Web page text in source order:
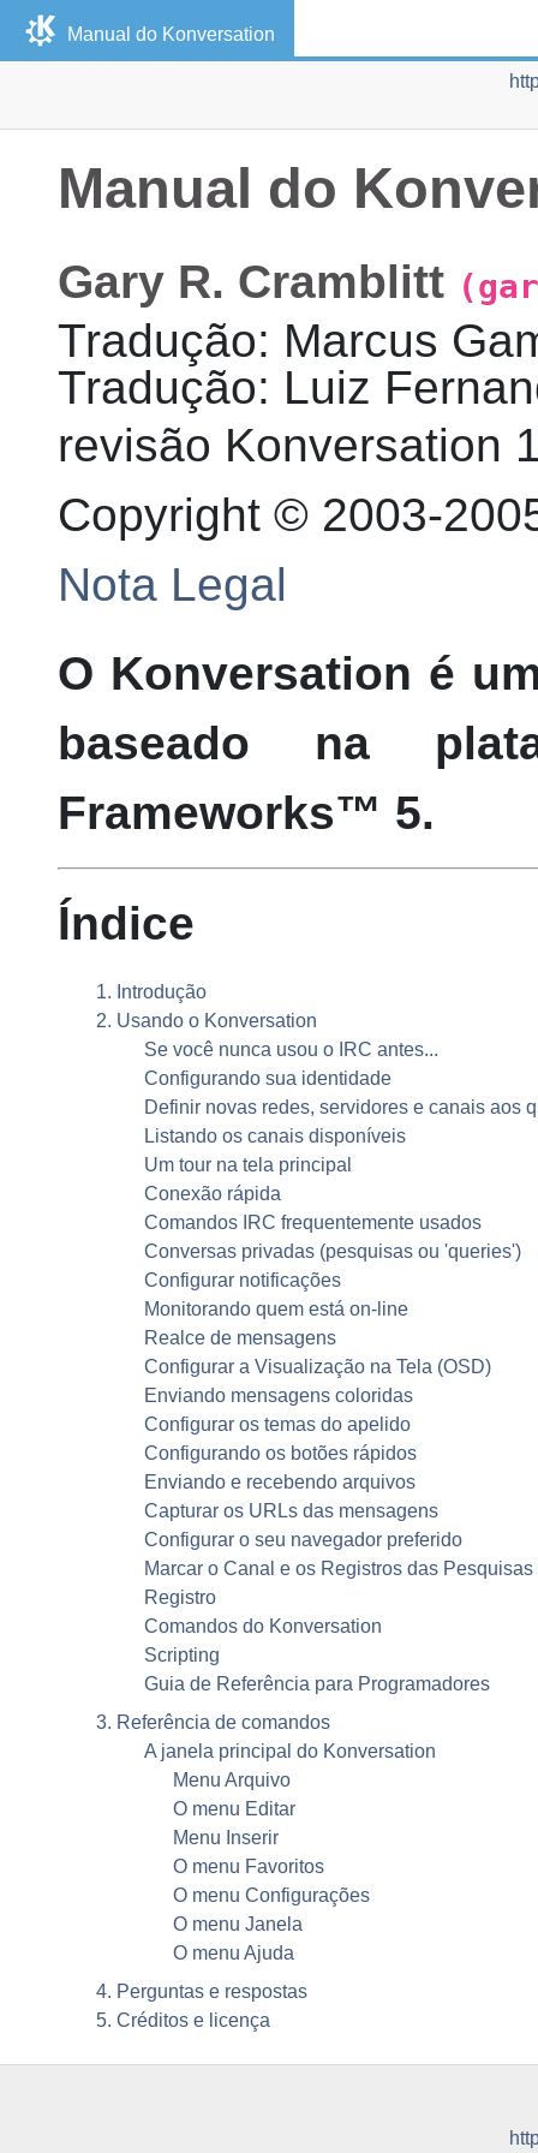
Manual do Konversation
Manual do
Gary R. Cramblitt
Tradução: Marcus
Tradução: Luiz
revisão Konversation
Copyright © 2003-
Nota Legal
O Konversation é
baseado na
Frameworks™ 5.
Índice
1. Introdução
2. Usando o Konversation
Se você nunca usou o IRC antes...
Configurando sua identidade
Definir novas redes, servidores e canais aos
Listando os canais disponíveis
Um tour na tela principal
Conexão rápida
Comandos IRC frequentemente usados
Conversas privadas (pesquisas ou 'queries')
Configurar notificações
Monitorando quem está on-line
Realce de mensagens
Configurar a Visualização na Tela (OSD)
Enviando mensagens coloridas
Configurar os temas do apelido
Configurando os botões rápidos
Enviando e recebendo arquivos
Capturar os URLs das mensagens
Configurar o seu navegador preferido
Marcar o Canal e os Registros das Pesquisas
Registro
Comandos do Konversation
Scripting
Guia de Referência para Programadores
3. Referência de comandos
A janela principal do Konversation
Menu Arquivo
O menu Editar
Menu Inserir
O menu Favoritos
O menu Configurações
O menu Janela
O menu Ajuda
4. Perguntas e respostas
5. Créditos e licença